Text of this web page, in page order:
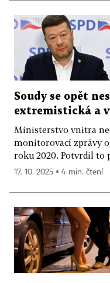
Soudy se opět
extremistická a
Ministerstvo vnitra
monitorovací zprávy
roku 2020. Potvrdil to
17. 10. 2025 ▪ 4 min. čtení